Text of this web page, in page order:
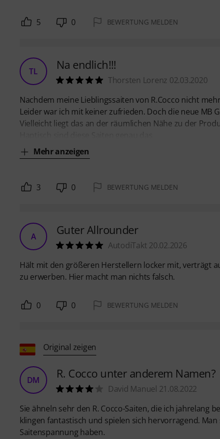
5 0 BEWERTUNG MELDEN
TL Na endlich!!!
Thorsten Lorenz 02.03.2020
Nachdem meine Lieblingssaiten von R.Cocco nicht
Leider war ich mit keiner zufrieden. Doch die neue MB
Vielleicht liegt das an der räumlichen Nähe zu der
Mehr anzeigen
3 0 BEWERTUNG MELDEN
A Guter Allrounder
AutodiTakt 20.02.2026
Hält mit den größeren Herstellern locker mit, verträgt
zu erwerben. Hier macht man nichts falsch.
0 0 BEWERTUNG MELDEN
Original zeigen
DM R. Cocco unter anderem Namen?
David Manuel 21.08.2022
Sie ähneln sehr den R. Cocco-Saiten, die ich jahrelang
klingen fantastisch und spielen sich hervorragend.
Saitenspannung haben.